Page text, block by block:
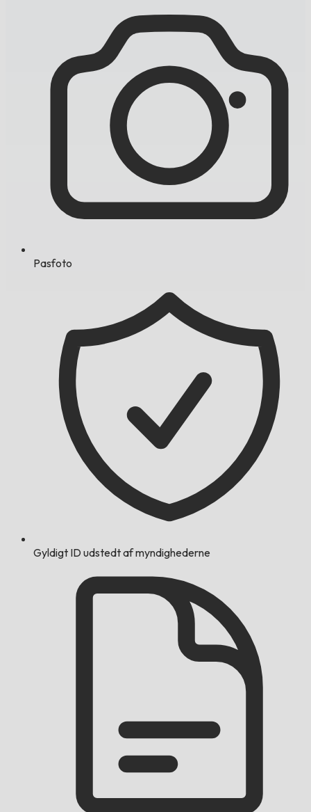
Pasfoto
Gyldigt ID udstedt af myndighederne